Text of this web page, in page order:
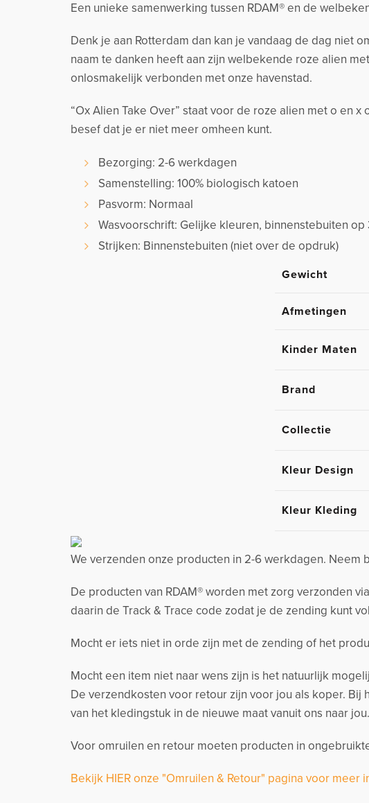
Een unieke samenwerking tussen RDAM® en de
Denk je aan Rotterdam dan kan je vandaag de dag niet
naam te danken heeft aan zijn welbekende roze alien
onlosmakelijk verbonden met onze havenstad.
“Ox Alien Take Over” staat voor de roze alien met o en
besef dat je er niet meer omheen kunt.
Bezorging: 2-6 werkdagen
Samenstelling: 100% biologisch katoen
Pasvorm: Normaal
Wasvoorschrift: Gelijke kleuren, binnenstebuiten
Strijken: Binnenstebuiten (niet over de opdruk)
Gewicht
Afmetingen
Kinder Maten
Brand
Collectie
Kleur Design
Kleur Kleding
We verzenden onze producten in 2-6 werkdagen.
De producten van RDAM® worden met zorg verzonden
daarin de Track & Trace code zodat je de zending kunt
Mocht er iets niet in orde zijn met de zending of het
Mocht een item niet naar wens zijn is het natuurlijk
De verzendkosten voor retour zijn voor jou als koper.
van het kledingstuk in de nieuwe maat vanuit ons naar jou.
Voor omruilen en retour moeten producten in
Bekijk HIER onze "Omruilen & Retour" pagina voor meer